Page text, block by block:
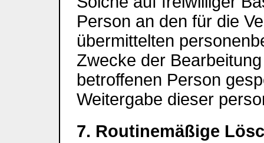
Person an den für die
übermittelten
Zwecke der
betroffenen Person
Weitergabe dieser
7. Routinemäßige